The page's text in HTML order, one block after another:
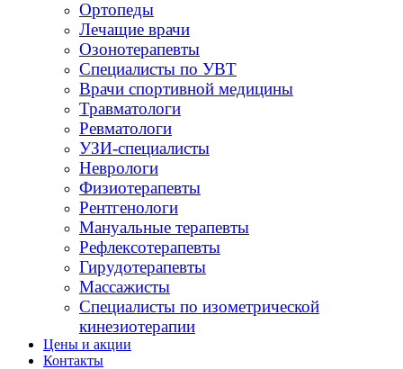
Ортопеды
Лечащие врачи
Озонотерапевты
Специалисты по УВТ
Врачи спортивной медицины
Травматологи
Ревматологи
УЗИ-специалисты
Неврологи
Физиотерапевты
Рентгенологи
Мануальные терапевты
Рефлексотерапевты
Гирудотерапевты
Массажисты
Специалисты по изометрической
кинезиотерапии
Цены и акции
Контакты